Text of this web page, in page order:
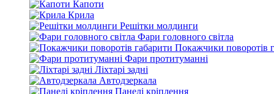
Капоти
Крила
Решітки молдинги
Фари головного світла
Покажчики поворотів
Фари протитуманні
Ліхтарі задні
Автодзеркала
Панелі кріплення